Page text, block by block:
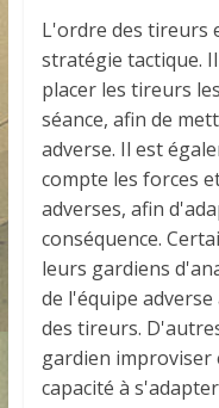
L'ordre des tireurs
stratégie tactique.
placer les tireurs
séance, afin de
adverse. Il est
compte les forces
adverses, afin
conséquence.
leurs gardiens
de l'équipe
des tireurs.
gardien improviser
capacité à